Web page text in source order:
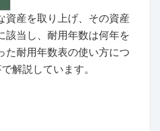
資産を取り上げ、その資産
該当し、耐用年数は何年を
た耐用年数表の使い方につ
解説しています。